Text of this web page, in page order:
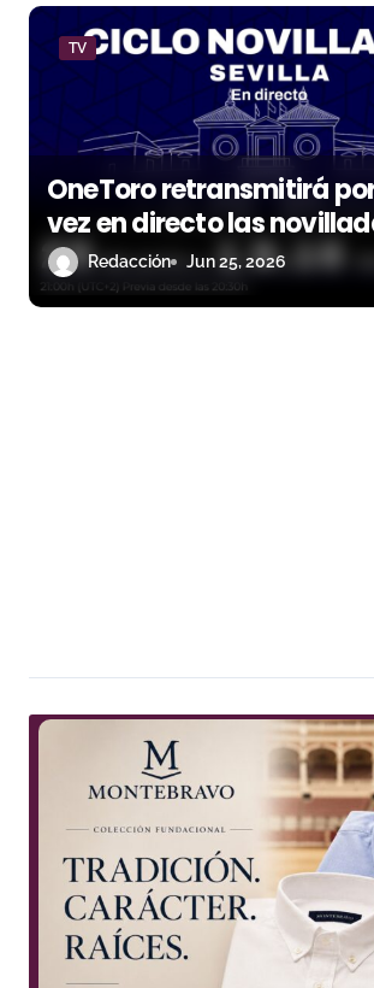
TV
OneToro retransmitirá
vez en directo las
picadores de la
Redacción Jun 25, 2026